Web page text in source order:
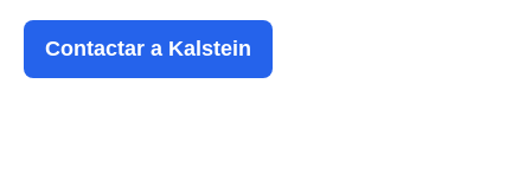
Contactar a Kalstein